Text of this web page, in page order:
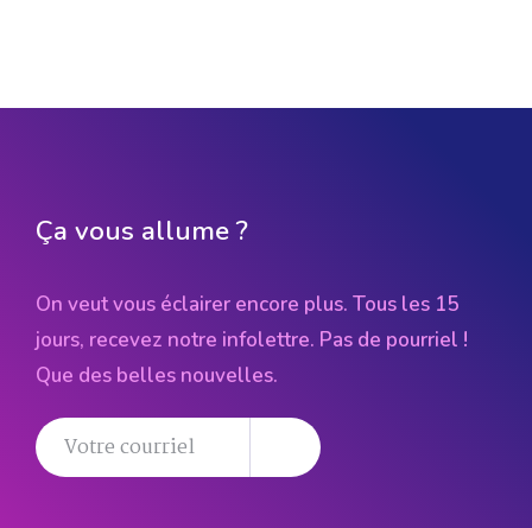
Ça vous allume ?
On veut vous éclairer encore plus. Tous les 15
jours, recevez notre infolettre. Pas de pourriel !
Que des belles nouvelles.